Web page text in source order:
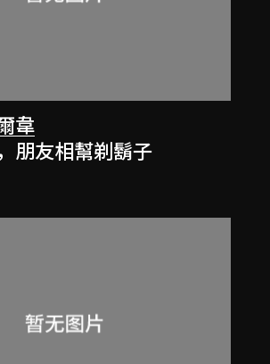
韋
朋友相幫剃鬍子